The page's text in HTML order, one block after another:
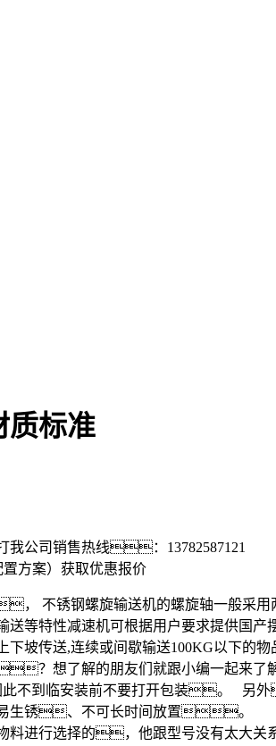
质标准
我公司销售热线： 13782587121
方案） 获取优惠报价
， 不锈钢螺旋输送机的螺旋轴一般采
等特性减速机可根据用户要求提供国
传送,连续或间歇输送100KG以下
？想了解的朋友们就跟小编一起来
不到临安装前不要打开包装。 另
生锈、不可长时间放置。
进行选择的，他跟型号没有太大